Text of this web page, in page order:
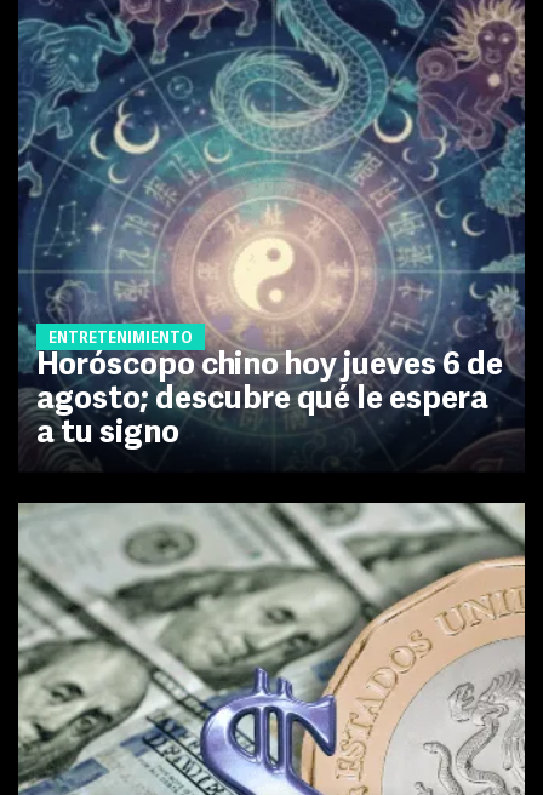
ENTRETENIMIENTO
Horóscopo chino hoy jueves 6 de
agosto; descubre qué le espera
a tu signo